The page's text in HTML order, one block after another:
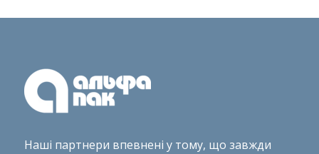
Наші партнери впевнені у тому, що завжди